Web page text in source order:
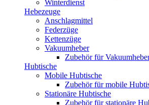
Winterdienst
Hebezeuge
Anschlagmittel
Federzüge
Kettenzüge
Vakuumheber
Zubehör für
Hubtische
Mobile Hubtische
Zubehör für mobile
Stationäre Hubtische
Zubehör für stationäre